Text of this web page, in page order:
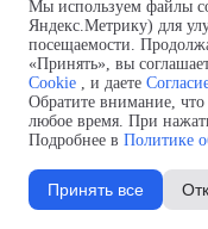
Простое
MACRO и User
Управление без
второго двигателя
Степень защиты
Интерфейс RS
Bus/Modbus RTU
Встроенный
Возможность
Мы используем файлы
Яндекс.Метрику) для
посещаемости.
«Принять», вы
Cookie , и даете
Обратите внимание, что
любое время. При
Подробнее в Политике
Принять все